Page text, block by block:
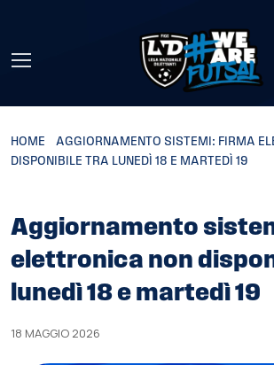
HOME
AGGIORNAMENTO SISTEMI: FIRMA
DISPONIBILE TRA LUNEDÌ 18 E MARTEDÌ 19
Aggiornamento
elettronica non
lunedì 18 e martedì 19
18 MAGGIO 2026